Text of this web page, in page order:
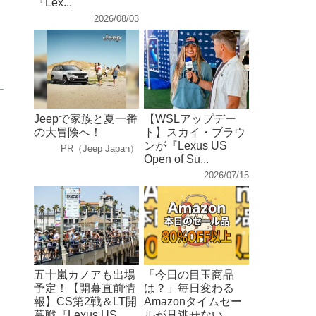
2026/08/03
Jeepで家族と夏一番
の大冒険へ！
PR（Jeep Japan）
【WSLアップデー
ト】スカイ・ブラウ
ンが『Lexus US
Open of Su...
2026/07/15
五十嵐カノアも出場
予定！【開幕直前情
報】CS第2戦＆LT開
「今日の目玉商品
は？」毎日変わる
Amazonタイムセー